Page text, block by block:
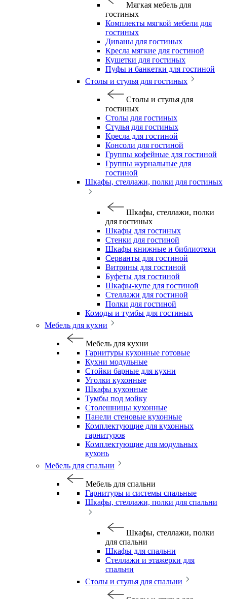
Мягкая мебель для
гостиных
Комплекты мягкой мебели для
гостиных
Диваны для гостиных
Кресла мягкие для гостиной
Кушетки для гостиных
Пуфы и банкетки для гостиной
Столы и стулья для гостиных
Столы и стулья для
гостиных
Столы для гостиных
Стулья для гостиных
Кресла для гостиной
Консоли для гостиной
Группы кофейные для гостиной
Группы журнальные для
гостиной
Шкафы, стеллажи, полки для гостиных
Шкафы, стеллажи, полки
для гостиных
Шкафы для гостиных
Стенки для гостиной
Шкафы книжные и библиотеки
Серванты для гостиной
Витрины для гостиной
Буфеты для гостиной
Шкафы-купе для гостиной
Стеллажи для гостиной
Полки для гостиной
Комоды и тумбы для гостиных
Мебель для кухни
Мебель для кухни
Гарнитуры кухонные готовые
Кухни модульные
Стойки барные для кухни
Уголки кухонные
Шкафы кухонные
Тумбы под мойку
Столешницы кухонные
Панели стеновые кухонные
Комплектующие для кухонных
гарнитуров
Комплектующие для модульных
кухонь
Мебель для спальни
Мебель для спальни
Гарнитуры и системы спальные
Шкафы, стеллажи, полки для спальни
Шкафы, стеллажи, полки
для спальни
Шкафы для спальни
Стеллажи и этажерки для
спальни
Столы и стулья для спальни